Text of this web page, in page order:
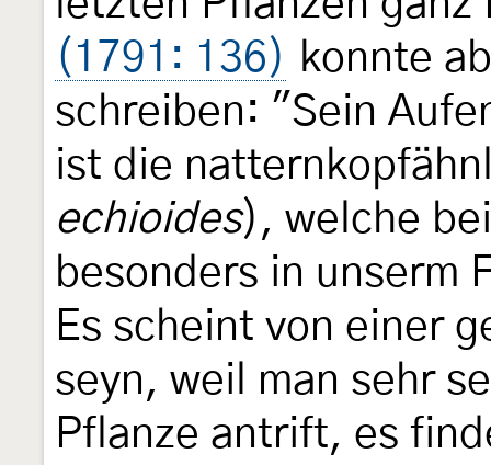
(1791: 136) konnte
schreiben: "Sein
ist die
echioides), welche
besonders in unserm
Es scheint von einer
seyn, weil man sehr
Pflanze antrift, es